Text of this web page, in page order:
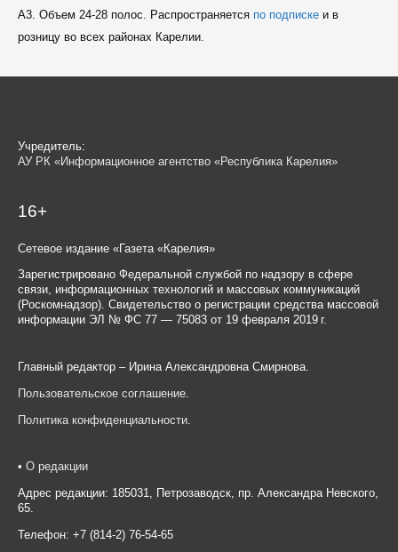
A3. Объем 24-28 полос. Распространяется по подпискеи в
розницу во всех районах Карелии.
Учредитель:
АУ РК «Информационное агентство «Республика Карелия»
16+
Сетевое издание «Газета «Карелия»
Зарегистрировано Федеральной службой по надзору в сфере
связи, информационных технологий и массовых коммуникаций
(Роскомнадзор). Свидетельство о регистрации средства массовой
информации ЭЛ № ФС 77 — 75083 от 19 февраля 2019 г.
Главный редактор – Ирина Александровна Смирнова.
Пользовательское соглашение
Политика конфиденциальности
• О редакции
Адрес редакции: 185031, Петрозаводск, пр. Александра Невского,
65.
Телефон: +7 (814-2) 76-54-65